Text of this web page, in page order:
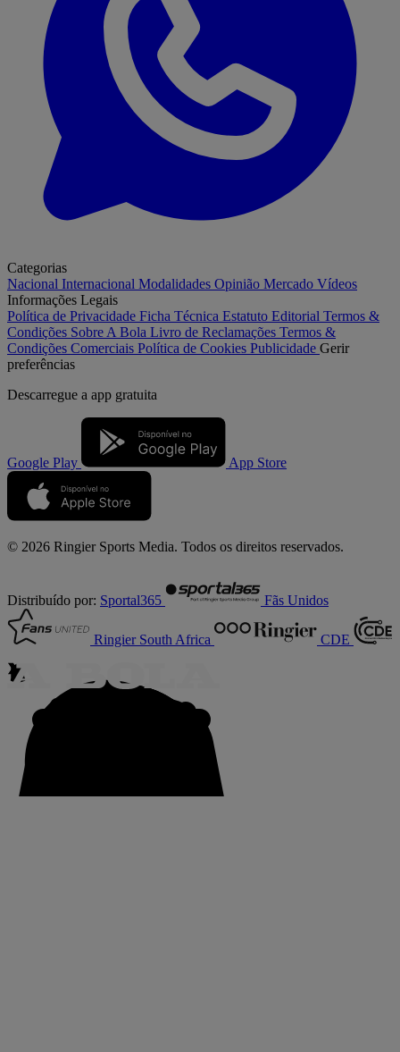
Categorias
Nacional Internacional Modalidades Opinião Mercado Vídeos
Informações Legais
Política de Privacidade Ficha Técnica Estatuto Editorial Termos &
Condições Sobre A Bola Livro de Reclamações Termos &
Condições Comerciais Política de Cookies Publicidade Gerir
preferências
Descarregue a app gratuita
Google Play App Store
© 2026 Ringier Sports Media. Todos os direitos reservados.
Distribuído por: Sportal365 Fãs Unidos
Ringier South Africa CDE